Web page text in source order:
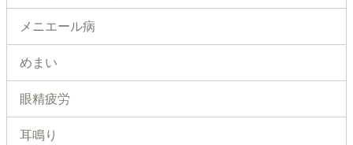
メニエール病
めまい
眼精疲労
耳鳴り